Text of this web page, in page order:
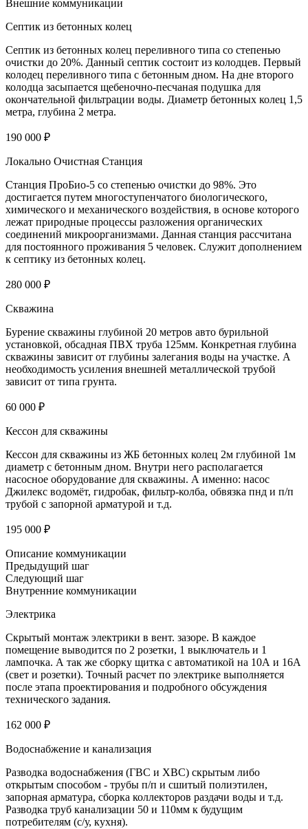
Внешние коммуникации
Септик из бетонных колец
Септик из бетонных колец переливного типа со степенью
очистки до 20%. Данный септик состоит из колодцев. Первый
колодец переливного типа с бетонным дном. На дне второго
колодца засыпается щебеночно-песчаная подушка для
окончательной фильтрации воды. Диаметр бетонных колец 1,5
метра, глубина 2 метра.
190 000 ₽
Локально Очистная Станция
Станция ПроБио-5 со степенью очистки до 98%. Это
достигается путем многоступенчатого биологического,
химического и механического воздействия, в основе которого
лежат природные процессы разложения органических
соединений микроорганизмами. Данная станция рассчитана
для постоянного проживания 5 человек. Служит дополнением
к септику из бетонных колец.
280 000 ₽
Скважина
Бурение скважины глубиной 20 метров авто бурильной
установкой, обсадная ПВХ труба 125мм. Конкретная глубина
скважины зависит от глубины залегания воды на участке. А
необходимость усиления внешней металлической трубой
зависит от типа грунта.
60 000 ₽
Кессон для скважины
Кессон для скважины из ЖБ бетонных колец 2м глубиной 1м
диаметр с бетонным дном. Внутри него располагается
насосное оборудование для скважины. А именно: насос
Джилекс водомёт, гидробак, фильтр-колба, обвязка пнд и п/п
трубой с запорной арматурой и т.д.
195 000 ₽
Описание коммуникации
Предыдущий шаг
Следующий шаг
Внутренние коммуникации
Электрика
Скрытый монтаж электрики в вент. зазоре. В каждое
помещение выводится по 2 розетки, 1 выключатель и 1
лампочка. А так же сборку щитка с автоматикой на 10А и 16А
(свет и розетки). Точный расчет по электрике выполняется
после этапа проектирования и подробного обсуждения
технического задания.
162 000 ₽
Водоснабжение и канализация
Разводка водоснабжения (ГВС и ХВС) скрытым либо
открытым способом - трубы п/п и сшитый полиэтилен,
запорная арматура, сборка коллекторов раздачи воды и т.д.
Разводка труб канализации 50 и 110мм к будущим
потребителям (с/у, кухня).